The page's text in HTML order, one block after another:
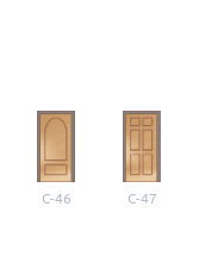
С-46 С-47